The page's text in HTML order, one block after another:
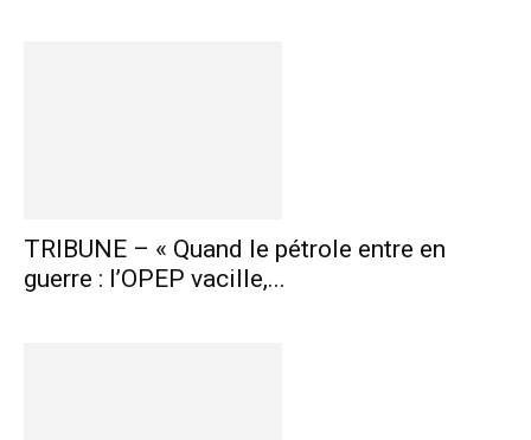
TRIBUNE – « Quand le pétrole entre en
guerre : l’OPEP vacille,...